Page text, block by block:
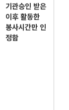
기관승인 받은
이후 활동한
봉사시간만 인
정함